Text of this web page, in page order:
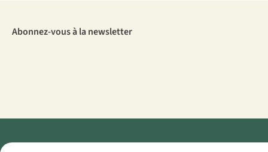
Abonnez-vous à la newsletter